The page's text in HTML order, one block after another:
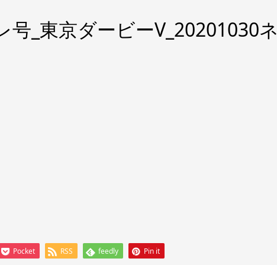
_東京ダービーV_20201030ネ
Pocket RSS feedly Pin it